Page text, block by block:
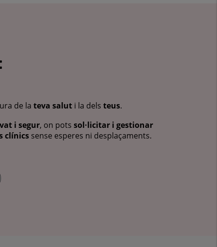
de la teva salut i la dels teus.
i segur, on pots sol·licitar i gestionar
clínics sense esperes ni desplaçaments.